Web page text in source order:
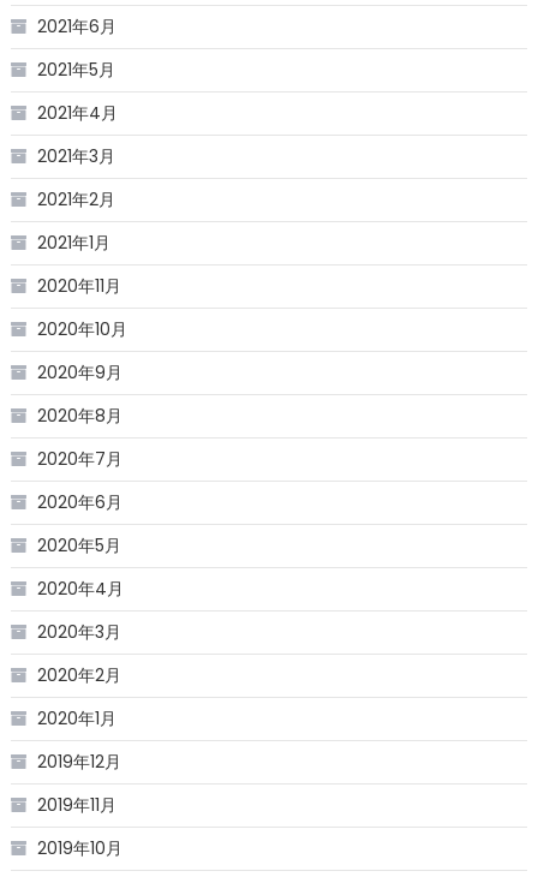
2021年6月
2021年5月
2021年4月
2021年3月
2021年2月
2021年1月
2020年11月
2020年10月
2020年9月
2020年8月
2020年7月
2020年6月
2020年5月
2020年4月
2020年3月
2020年2月
2020年1月
2019年12月
2019年11月
2019年10月